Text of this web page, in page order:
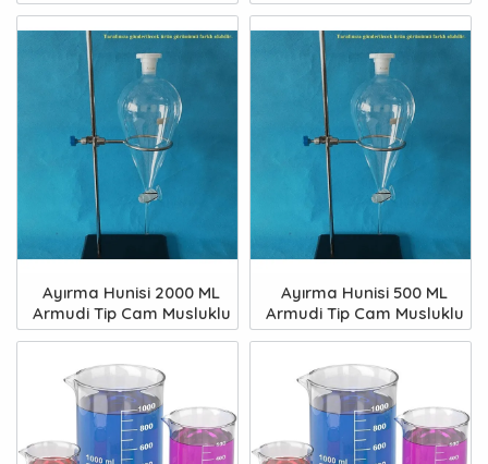
Ayırma Hunisi 2000 ML
Armudi Tip Cam Musluklu
Ayırma Hunisi 500 ML
Armudi Tip Cam Musluklu